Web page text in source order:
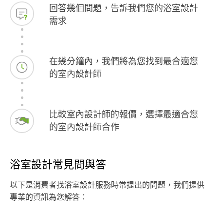
回答幾個問題，告訴我們您的浴室設計
需求
在幾分鐘內，我們將為您找到最合適您
的室內設計師
比較室內設計師的報價，選擇最適合您
的室內設計師合作
浴室設計常見問與答
以下是消費者找浴室設計服務時常提出的問題，我們提供
專業的資訊為您解答：